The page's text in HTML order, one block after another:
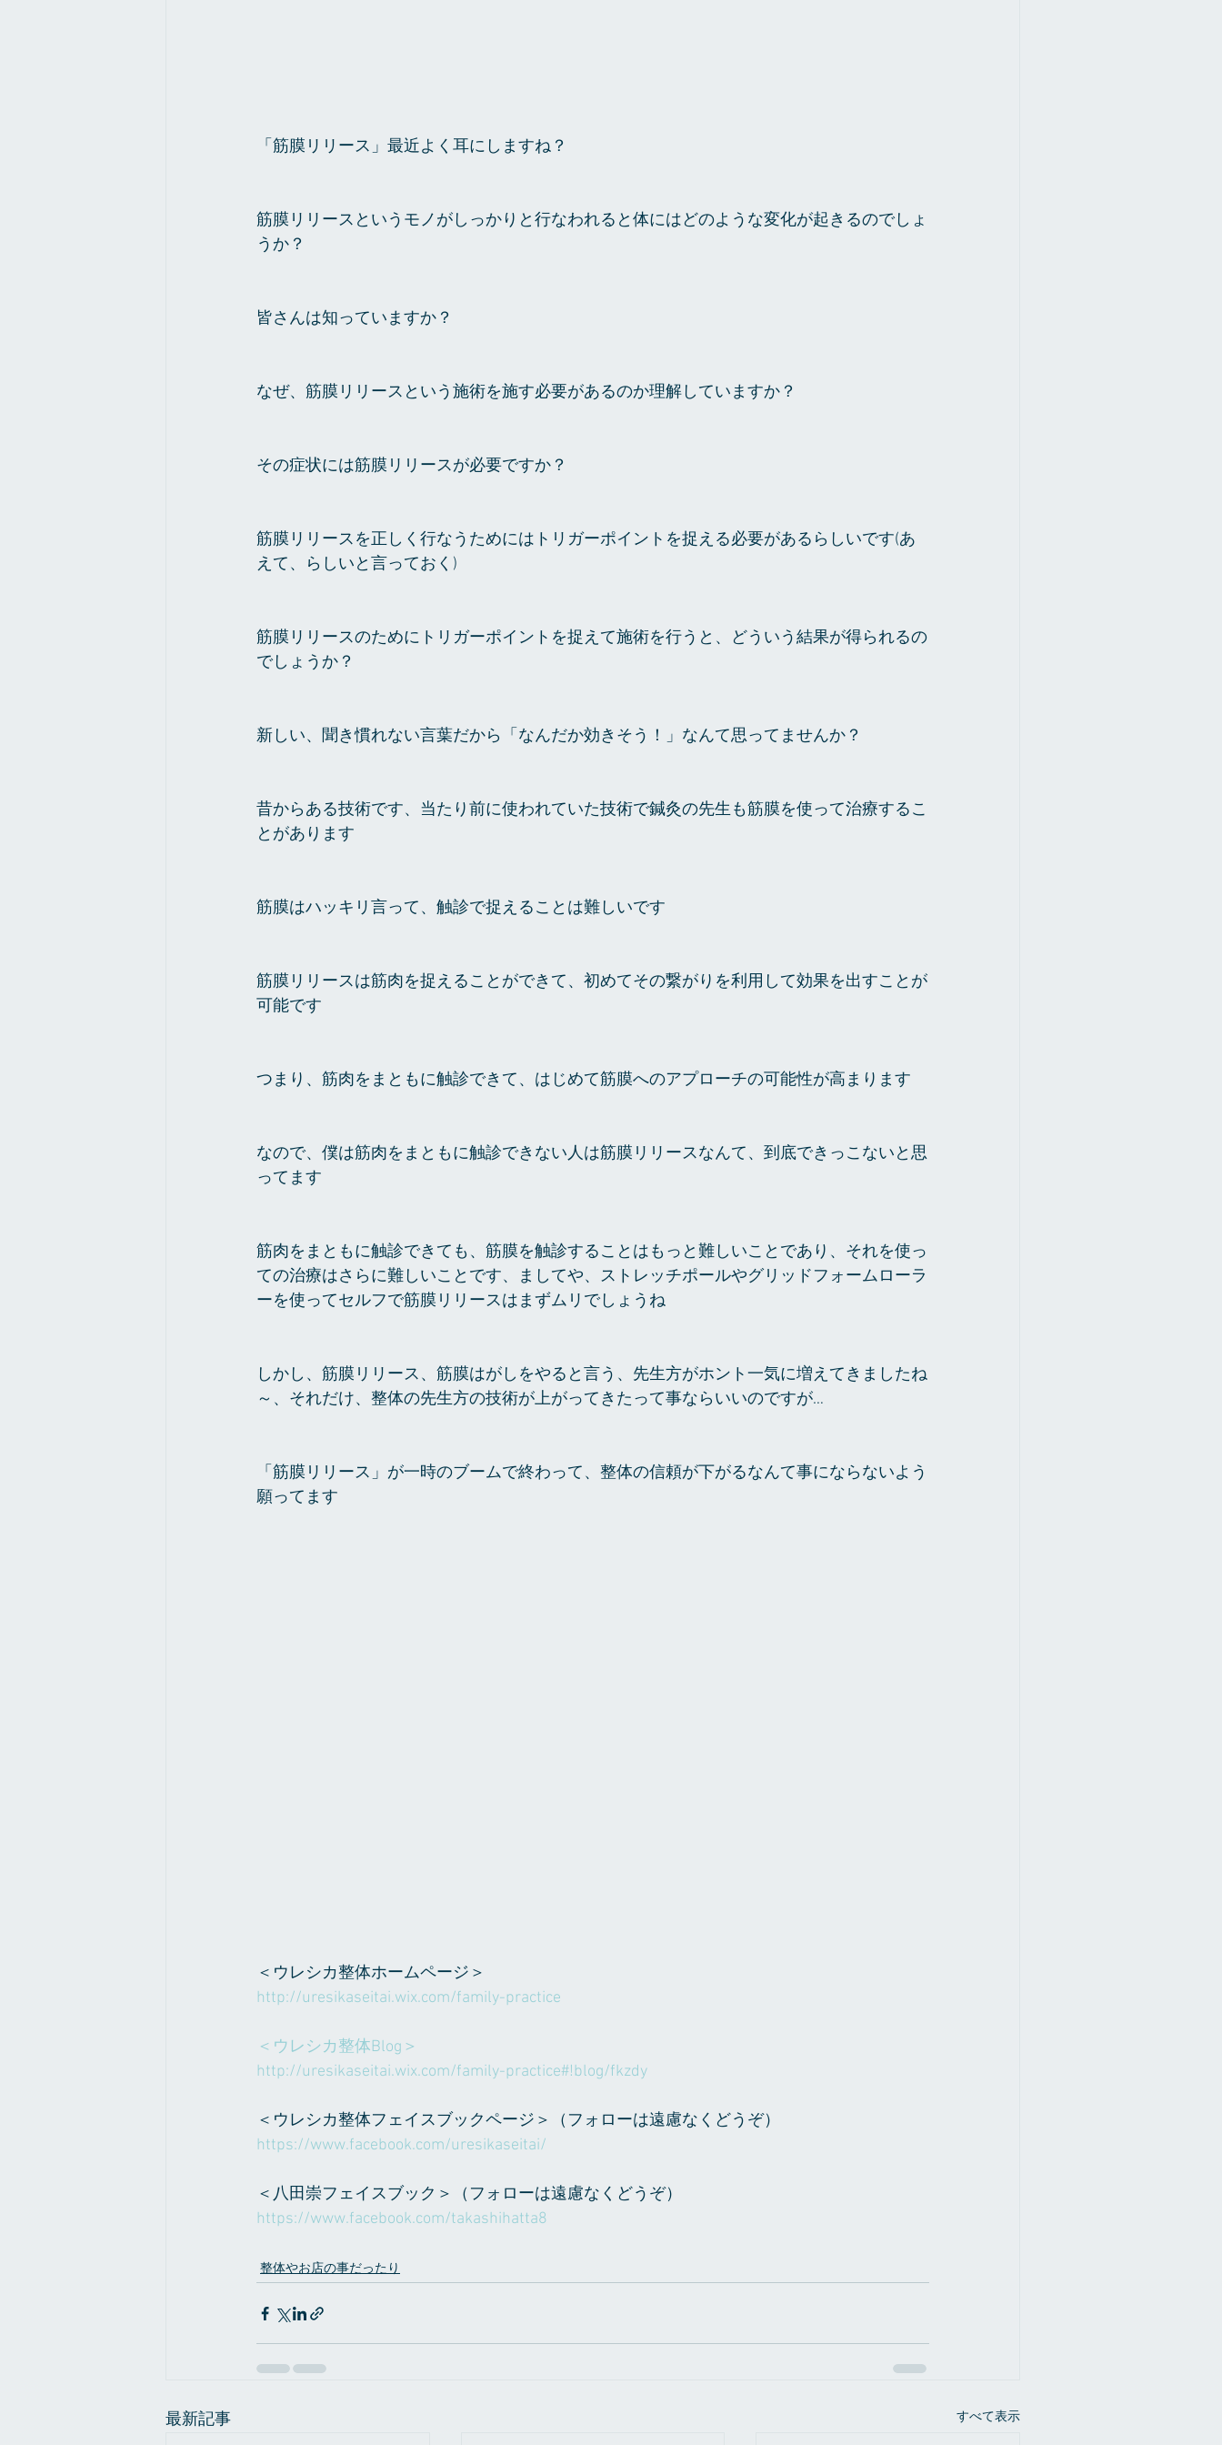
「筋膜リリース」最近よく耳にしますね？
筋膜リリースというモノがしっかりと行なわれると体にはどのような変化が起きるのでしょ
うか？
皆さんは知っていますか？
なぜ、筋膜リリースという施術を施す必要があるのか理解していますか？
その症状には筋膜リリースが必要ですか？
筋膜リリースを正しく行なうためにはトリガーポイントを捉える必要があるらしいです(あ
えて、らしいと言っておく)
筋膜リリースのためにトリガーポイントを捉えて施術を行うと、どういう結果が得られるの
でしょうか？
新しい、聞き慣れない言葉だから「なんだか効きそう！」なんて思ってませんか？
昔からある技術です、当たり前に使われていた技術で鍼灸の先生も筋膜を使って治療するこ
とがあります
筋膜はハッキリ言って、触診で捉えることは難しいです
筋膜リリースは筋肉を捉えることができて、初めてその繋がりを利用して効果を出すことが
可能です
つまり、筋肉をまともに触診できて、はじめて筋膜へのアプローチの可能性が高まります
なので、僕は筋肉をまともに触診できない人は筋膜リリースなんて、到底できっこないと思
ってます
筋肉をまともに触診できても、筋膜を触診することはもっと難しいことであり、それを使っ
ての治療はさらに難しいことです、ましてや、ストレッチポールやグリッドフォームローラ
ーを使ってセルフで筋膜リリースはまずムリでしょうね
しかし、筋膜リリース、筋膜はがしをやると言う、先生方がホント一気に増えてきましたね
～、それだけ、整体の先生方の技術が上がってきたって事ならいいのですが…
「筋膜リリース」が一時のブームで終わって、整体の信頼が下がるなんて事にならないよう
願ってます
＜ウレシカ整体ホームページ＞
http://uresikaseitai.wix.com/family-practice
＜ウレシカ整体Blog＞
http://uresikaseitai.wix.com/family-practice#!blog/fkzdy
＜ウレシカ整体フェイスブックページ＞（フォローは遠慮なくどうぞ）
https://www.facebook.com/uresikaseitai/
＜八田崇フェイスブック＞（フォローは遠慮なくどうぞ）
https://www.facebook.com/takashihatta8
整体やお店の事だったり
最新記事 すべて表示